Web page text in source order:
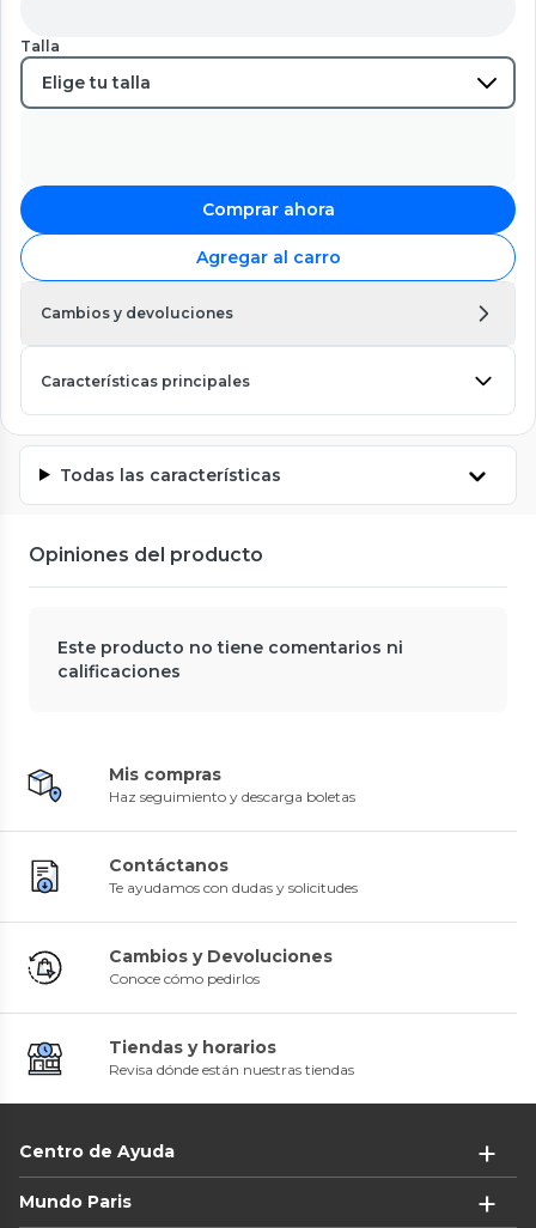
Talla
Comprar ahora
Agregar al carro
Cambios y devoluciones
Características principales
Todas las características
Opiniones del producto
Este producto no tiene comentarios ni
calificaciones
Mis compras
Haz seguimiento y descarga boletas
Contáctanos
Te ayudamos con dudas y solicitudes
Cambios y Devoluciones
Conoce cómo pedirlos
Tiendas y horarios
Revisa dónde están nuestras tiendas
Centro de Ayuda
Mundo Paris